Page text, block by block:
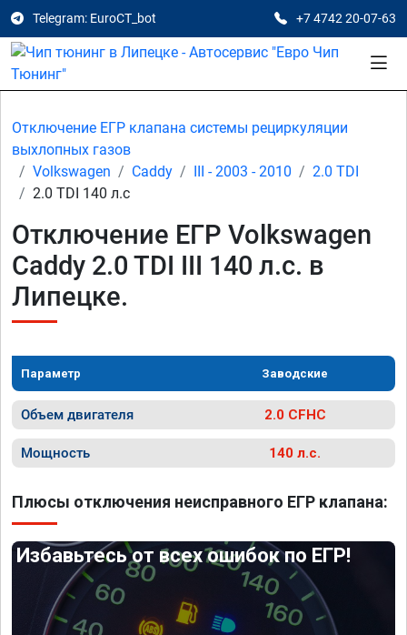
Telegram: EuroCT_bot +7 4742 20-07-63
Отключение ЕГР клапана системы рециркуляции
выхлопных газов
Volkswagen
Caddy III - 2003 - 2010
2.0 TDI
2.0 TDI 140 л.с
Отключение ЕГР Volkswagen
Caddy 2.0 TDI III 140 л.с. в
Липецке.
Параметр Заводские
Объем двигателя 2.0 CFHC
Мощность 140 л.с.
Плюсы отключения неисправного ЕГР клапана:
Избавьтесь от всех ошибок по ЕГР!